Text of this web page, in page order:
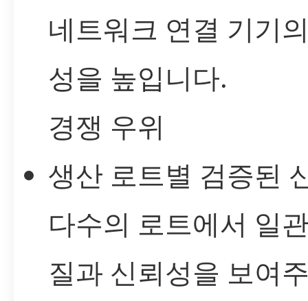
네트워크 연결 기기
성을 높입니다.
경쟁 우위
생산 로트별 검증된
다수의 로트에서 일
질과 신뢰성을 보여